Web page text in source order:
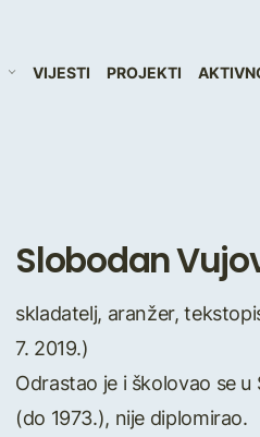
VIJESTI PROJEKTI
Slobodan
skladatelj, aranžer,
7. 2019.)
Odrastao je i školovao se
(do 1973.), nije diplomirao.